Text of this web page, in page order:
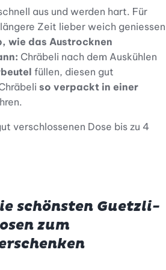
aus und werden hart. Für
Zeit lieber weich geniessen
wie das Austrocknen
Chräbeli nach dem Auskühlen
füllen, diesen gut
so verpackt in einer
verschlossenen Dose bis zu 4
schönsten Guetzli-
zum